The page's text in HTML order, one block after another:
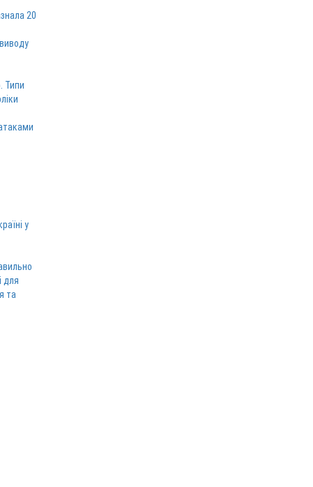
20
Типи
у
для
та